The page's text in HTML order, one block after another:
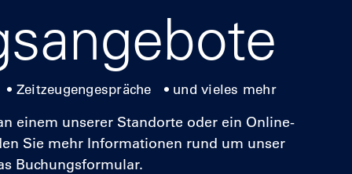
Zeitzeugengespräche • und vieles mehr
einem unserer Standorte oder ein Online-
Sie mehr Informationen rund um unser
Buchungsformular.